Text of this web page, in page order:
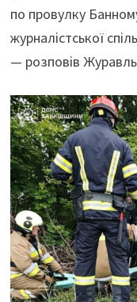
по провулку
журналістської
— розповів